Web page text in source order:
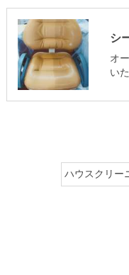
シ
オ
い
ハウスクリー